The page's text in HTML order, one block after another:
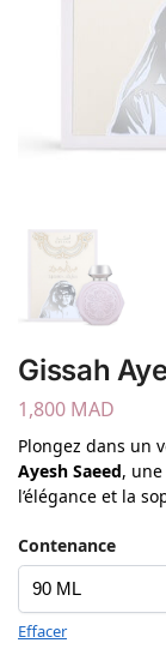
Gissah
1,800 MAD
Plongez dans un
Ayesh Saeed,
l’élégance et la
Contenance
Effacer